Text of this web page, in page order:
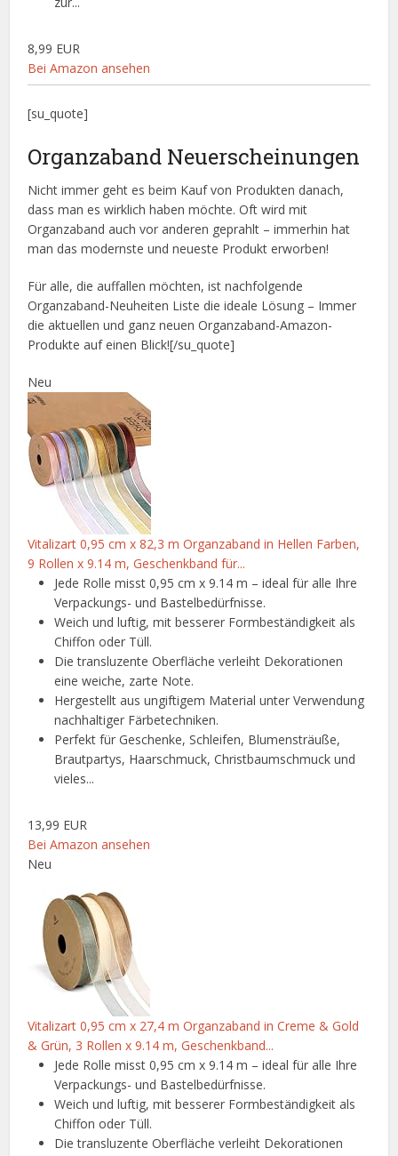
8,99 EUR
Bei Amazon ansehen
[su_quote]
Organzaband Neuerscheinungen
Nicht immer geht es beim Kauf von Produkten danach,
dass man es wirklich haben möchte. Oft wird mit
Organzaband auch vor anderen geprahlt – immerhin hat
man das modernste und neueste Produkt erworben!
Für alle, die auffallen möchten, ist nachfolgende
Organzaband-Neuheiten Liste die ideale Lösung – Immer
die aktuellen und ganz neuen Organzaband-Amazon-
Produkte auf einen Blick![/su_quote]
Neu
Vitalizart 0,95 cm x 82,3 m Organzaband in Hellen Farben,
9 Rollen x 9.14 m, Geschenkband für...
Jede Rolle misst 0,95 cm x 9.14 m – ideal für alle Ihre
Verpackungs- und Bastelbedürfnisse.
Weich und luftig, mit besserer Formbeständigkeit als
Chiffon oder Tüll.
Die transluzente Oberfläche verleiht Dekorationen
eine weiche, zarte Note.
Hergestellt aus ungiftigem Material unter Verwendung
nachhaltiger Färbetechniken.
Perfekt für Geschenke, Schleifen, Blumensträuße,
Brautpartys, Haarschmuck, Christbaumschmuck und
vieles...
13,99 EUR
Bei Amazon ansehen
Neu
Vitalizart 0,95 cm x 27,4 m Organzaband in Creme & Gold
& Grün, 3 Rollen x 9.14 m, Geschenkband...
Jede Rolle misst 0,95 cm x 9.14 m – ideal für alle Ihre
Verpackungs- und Bastelbedürfnisse.
Weich und luftig, mit besserer Formbeständigkeit als
Chiffon oder Tüll.
Die transluzente Oberfläche verleiht Dekorationen